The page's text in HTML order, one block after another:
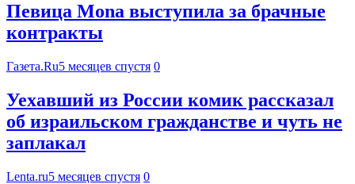
Певица Mona выступила за брачные
контракты
Газета.Ru5 месяцев спустя 0
Уехавший из России комик рассказал
об израильском гражданстве и чуть не
заплакал
Lenta.ru5 месяцев спустя 0